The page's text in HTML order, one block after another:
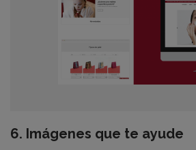
6. Imágenes que te ayude